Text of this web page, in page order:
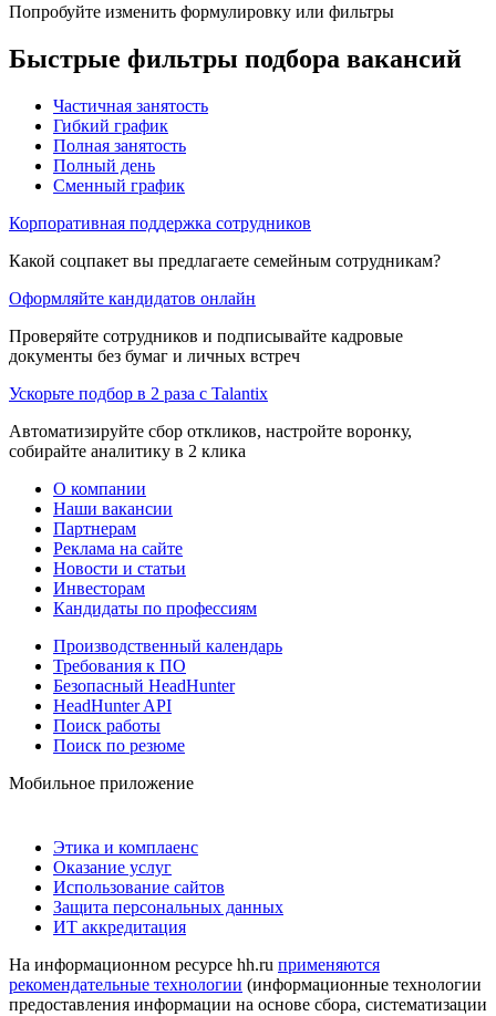
Попробуйте изменить формулировку или фильтры
Быстрые фильтры подбора вакансий
Частичная занятость
Гибкий график
Полная занятость
Полный день
Сменный график
Корпоративная поддержка сотрудников
Какой соцпакет вы предлагаете семейным сотрудникам?
Оформляйте кандидатов онлайн
Проверяйте сотрудников и подписывайте кадровые
документы без бумаг и личных встреч
Ускорьте подбор в 2 раза с Talantix
Автоматизируйте сбор откликов, настройте воронку,
собирайте аналитику в 2 клика
О компании
Наши вакансии
Партнерам
Реклама на сайте
Новости и статьи
Инвесторам
Кандидаты по профессиям
Производственный календарь
Требования к ПО
Безопасный HeadHunter
HeadHunter API
Поиск работы
Поиск по резюме
Мобильное приложение
Этика и комплаенс
Оказание услуг
Использование сайтов
Защита персональных данных
ИТ аккредитация
На информационном ресурсе hh.ru применяются
рекомендательные технологии (информационные технологии
предоставления информации на основе сбора, систематизации